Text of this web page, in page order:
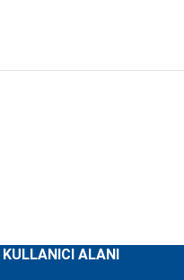
KULLANICI ALANI